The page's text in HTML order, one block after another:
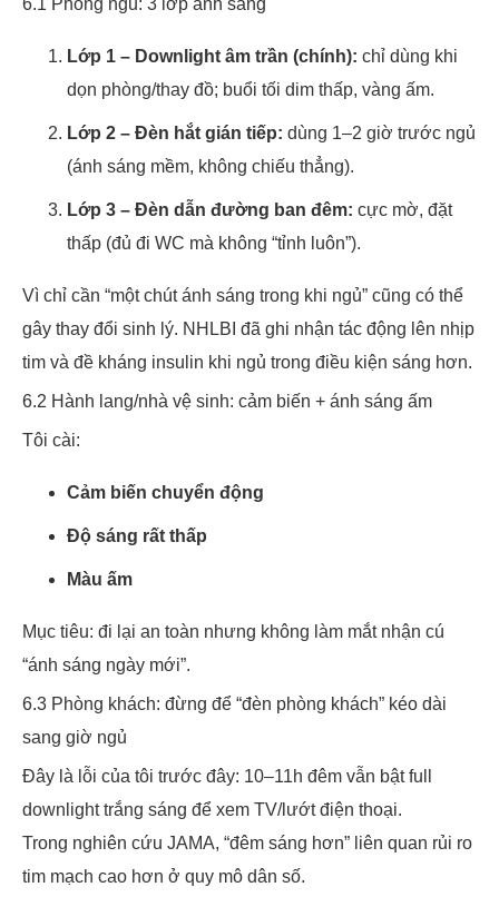
6.1 Phòng ngủ: 3 lớp ánh sáng
Lớp 1 – Downlight âm trần (chính): chỉ dùng khi
dọn phòng/thay đồ; buổi tối dim thấp, vàng ấm.
Lớp 2 – Đèn hắt gián tiếp: dùng 1–2 giờ trước ngủ
(ánh sáng mềm, không chiếu thẳng).
Lớp 3 – Đèn dẫn đường ban đêm: cực mờ, đặt
thấp (đủ đi WC mà không “tỉnh luôn”).
Vì chỉ cần “một chút ánh sáng trong khi ngủ” cũng có thể
gây thay đổi sinh lý. NHLBI đã ghi nhận tác động lên nhịp
tim và đề kháng insulin khi ngủ trong điều kiện sáng hơn.
6.2 Hành lang/nhà vệ sinh: cảm biến + ánh sáng ấm
Tôi cài:
Cảm biến chuyển động
Độ sáng rất thấp
Màu ấm
Mục tiêu: đi lại an toàn nhưng không làm mắt nhận cú
“ánh sáng ngày mới”.
6.3 Phòng khách: đừng để “đèn phòng khách” kéo dài
sang giờ ngủ
Đây là lỗi của tôi trước đây: 10–11h đêm vẫn bật full
downlight trắng sáng để xem TV/lướt điện thoại.
Trong nghiên cứu JAMA, “đêm sáng hơn” liên quan rủi ro
tim mạch cao hơn ở quy mô dân số.